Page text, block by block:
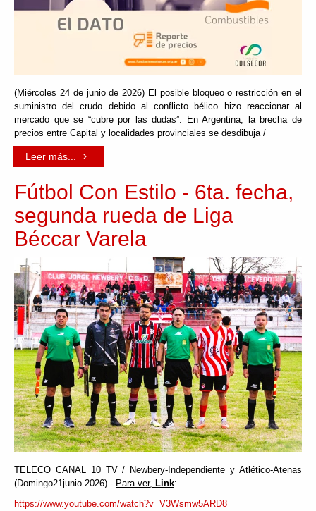
(Miércoles 24 de junio de 2026) El posible bloqueo o restricción en el
suministro del crudo debido al conflicto bélico hizo reaccionar al
mercado que se “cubre por las dudas”. En Argentina, la brecha de
precios entre Capital y localidades provinciales se desdibuja /
Leer más...
Fútbol Con Estilo - 6ta. fecha,
segunda rueda de Liga
Béccar Varela
TELECO CANAL 10 TV / Newbery-Independiente y Atlético-Atenas
(Domingo21junio 2026) - Para ver, Link:
https://www.youtube.com/watch?v=V3Wsmw5ARD8